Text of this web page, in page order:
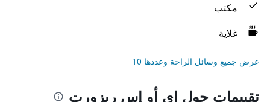
مكتب
غلاية
عرض جميع وسائل الراحة وعددها 10
تقييمات حول إي أو إس ريزورت